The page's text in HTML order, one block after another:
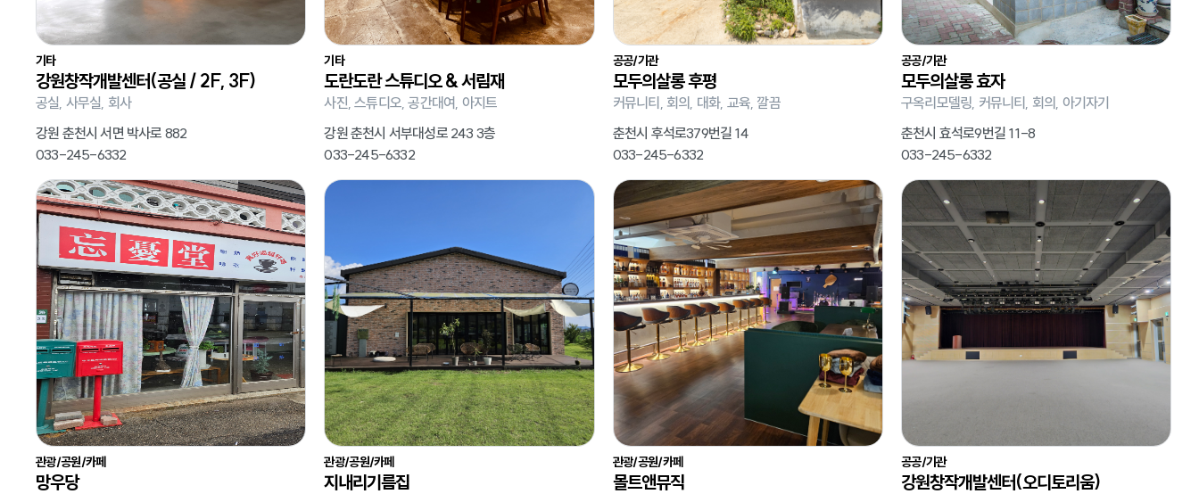
기타
강원창작개발센터(공실 / 2F, 3F)
공실, 사무실, 회사
강원 춘천시 서면 박사로 882
033-245-6332
기타
도란도란 스튜디오 & 서림재
사진, 스튜디오, 공간대여, 아지트
강원 춘천시 서부대성로 243 3층
033-245-6332
공공/기관
모두의살롱 후평
커뮤니티, 회의, 대화, 교육, 깔끔
춘천시 후석로379번길 14
033-245-6332
공공/기관
모두의살롱 효자
구옥리모델링, 커뮤니티, 회의, 아기자기
춘천시 효석로9번길 11-8
033-245-6332
관광/공원/카페
망우당
관광/공원/카페
지내리기름집
관광/공원/카페
몰트앤뮤직
공공/기관
강원창작개발센터(오디토리움)